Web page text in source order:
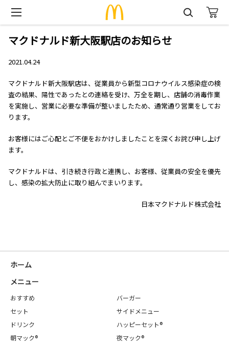
マクドナルド新大阪駅店のお知らせ
2021.04.24
マクドナルド新大阪駅店は、従業員から新型コロナウイルス感染症の検
査の結果、陽性であったとの連絡を受け、万全を期し、店舗の消毒作業
を実施し、営業に必要な準備が整いましたため、通常通り営業をしてお
ります。
お客様にはご心配とご不便をおかけしましたことを深くお詫び申し上げ
ます。
マクドナルドは、引き続き行政と連携し、お客様、従業員の安全を優先
し、感染の拡大防止に取り組んでまいります。
日本マクドナルド株式会社
ホーム
メニュー
おすすめ
バーガー
セット
サイドメニュー
ドリンク
ハッピーセット®
朝マック®
夜マック®